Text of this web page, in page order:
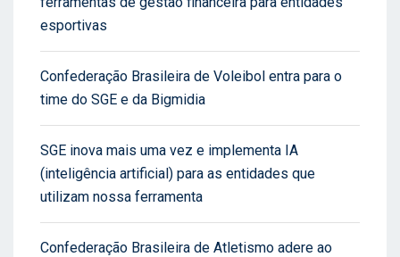
esportivas
Confederação Brasileira de Voleibol entra para o
time do SGE e da Bigmidia
SGE inova mais uma vez e implementa IA
(inteligência artificial) para as entidades que
utilizam nossa ferramenta
Confederação Brasileira de Atletismo adere ao